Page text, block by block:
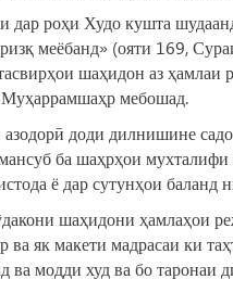
дар роҳи Худо кушта
меёбанд» (ояти 169,
тасвирҳои шаҳидон аз
мебошад.
доди дилнишине
ба шаҳрҳои
ё дар сутунҳои баланд
шаҳидони ҳамлаҳои
ва як макети мадрасаи ки
модди худ ва бо таронаи